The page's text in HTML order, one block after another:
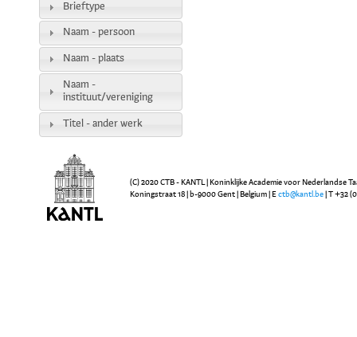
Brieftype
Naam - persoon
Naam - plaats
Naam -
instituut/vereniging
Titel - ander werk
(C) 2020 CTB - KANTL | Koninklijke Academie voor Nederlandse
Koningstraat 18 | b-9000 Gent | Belgium | E ctb@kantl.be | T +32